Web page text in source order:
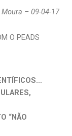
– 09-04-17
O PEADS
“NÃO